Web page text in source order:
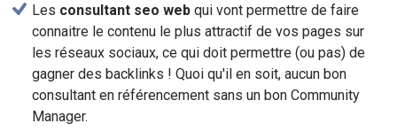
Les consultant seo webqui vont permettre de faire
connaitre le contenu le plus attractif de vos pages sur
les réseaux sociaux, ce qui doit permettre (ou pas) de
gagner des backlinks ! Quoi qu'il en soit, aucun bon
consultant en référencement sans un bon Community
Manager.